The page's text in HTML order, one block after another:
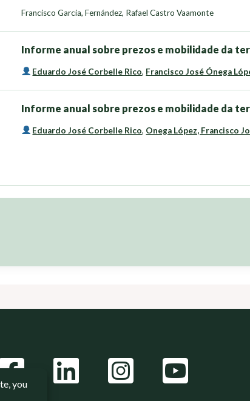
Francisco Garcia, Fernández, Rafael Castro Vaamonte
Informe anual sobre prezos e mobilidade da
Eduardo José Corbelle Rico, Francisco José Ónega
Informe anual sobre prezos e mobilidade da
Eduardo José Corbelle Rico, Onega López, Francisco